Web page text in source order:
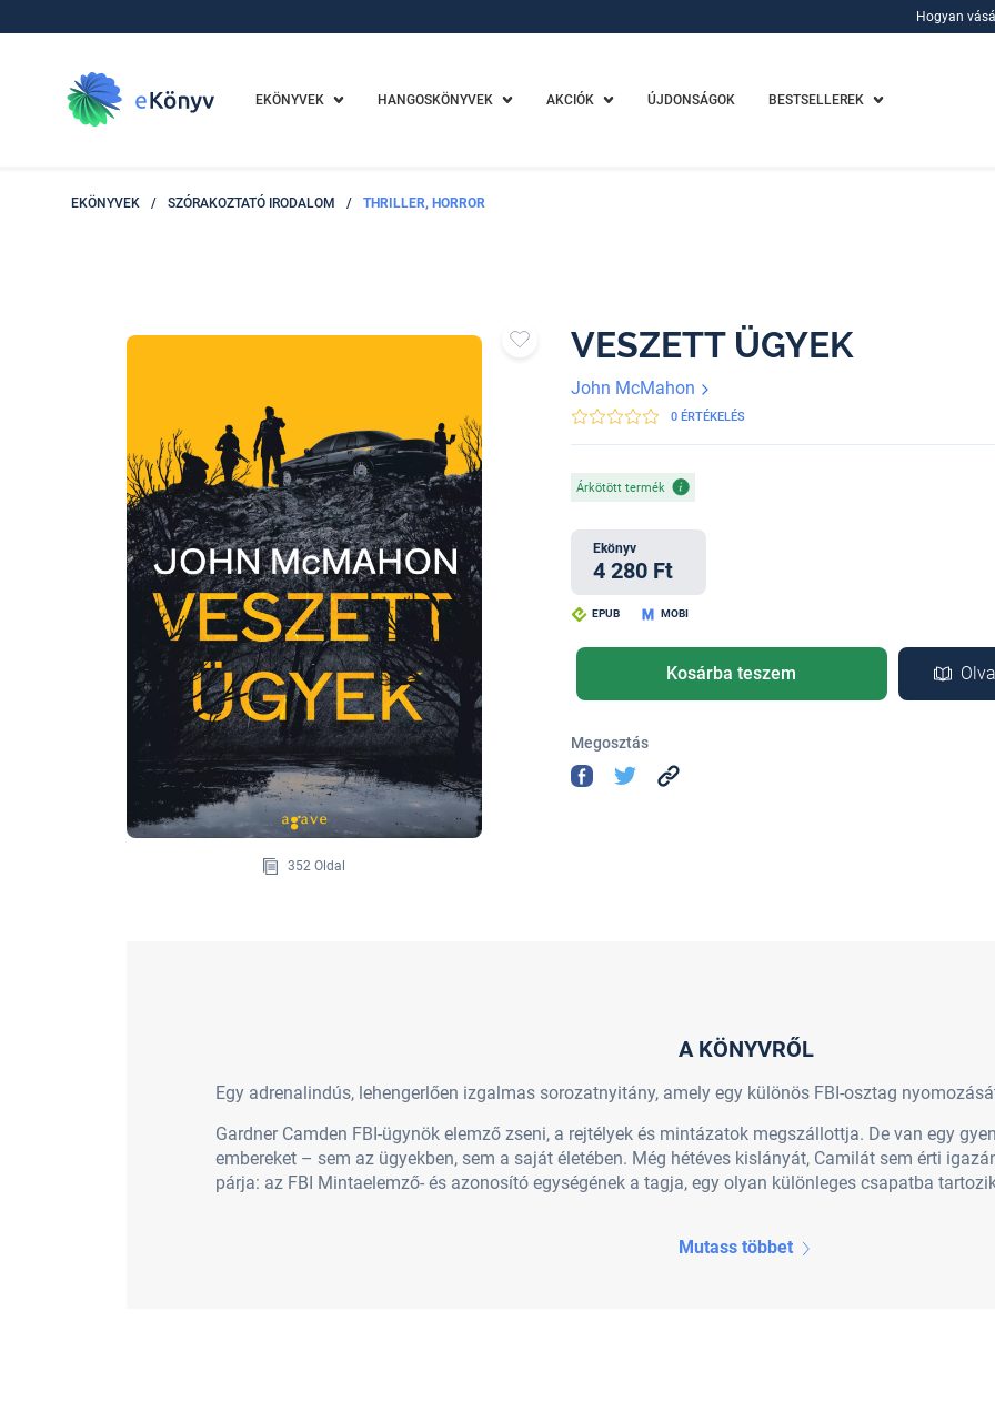
Hogyan
EKÖNYVEK HANGOSKÖNYVEK AKCIÓK ÚJDONSÁGOK BESTSELLEREK
EKÖNYVEK / SZÓRAKOZTATÓ IRODALOM / THRILLER, HORROR
352 Oldal
VESZETT ÜGYEK
John McMahon
0 ÉRTÉKELÉS
Árkötött termék
Ekönyv
4 280 Ft
EPUB MOBI
Kosárba teszem
Megosztás
A KÖNYVRŐL
Egy adrenalindús, lehengerlően izgalmas sorozatnyitány, amely egy különös FBI-osztag
Gardner Camden FBI-ügynök elemző zseni, a rejtélyek és mintázatok megszállottja. De van egy
embereket – sem az ügyekben, sem a saját életében. Még hétéves kislányát, Camilát sem érti
párja: az FBI Mintaelemző- és azonosító egységének a tagja, egy olyan különleges csapatba
Mutass többet